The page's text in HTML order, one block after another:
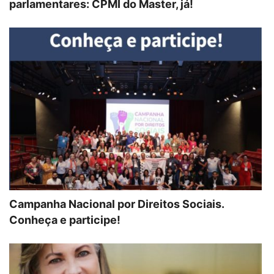
parlamentares: CPMI do Master, já!
Campanha Nacional por Direitos Sociais.
Conheça e participe!